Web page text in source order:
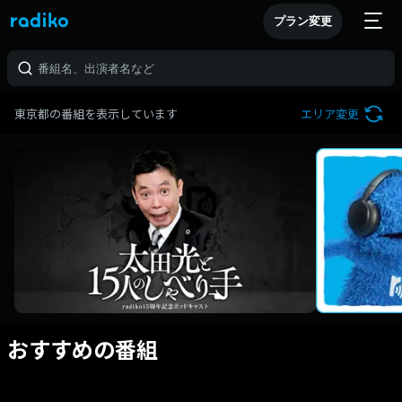
プラン変更
東京都の番組を表示しています エリア変更
おすすめの番組